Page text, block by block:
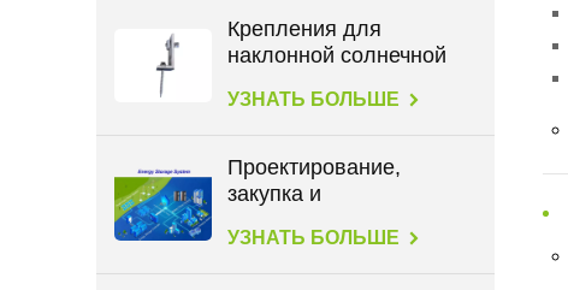
Крепления для
наклонной солнечной
опорами
УЗНАТЬ БОЛЬШЕ
Проектирование,
закупка и
энергетике
УЗНАТЬ БОЛЬШЕ